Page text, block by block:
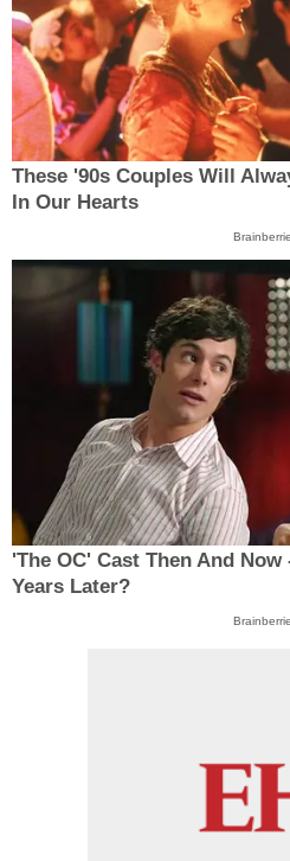
These '90s Couples Will
In Our Hearts
'The OC' Cast Then And Now
Years Later?